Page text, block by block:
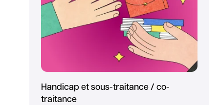
Handicap et sous-traitance / co-
traitance